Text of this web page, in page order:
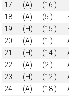
17.
(A) (16.)
18.
(A) (5.)
19.
(H) (15.)
20.
(A) (1.)
21.
(H) (14.)
22.
(A) (2.)
23.
(H) (12.)
24.
(A) (18.)